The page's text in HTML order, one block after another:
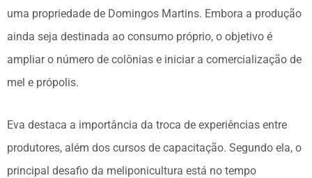
uma propriedade de Domingos Martins. Embora a produção
ainda seja destinada ao consumo próprio, o objetivo é
ampliar o número de colônias e iniciar a comercialização de
mel e própolis.
Eva destaca a importância da troca de experiências entre
produtores, além dos cursos de capacitação. Segundo ela, o
principal desafio da meliponicultura está no tempo